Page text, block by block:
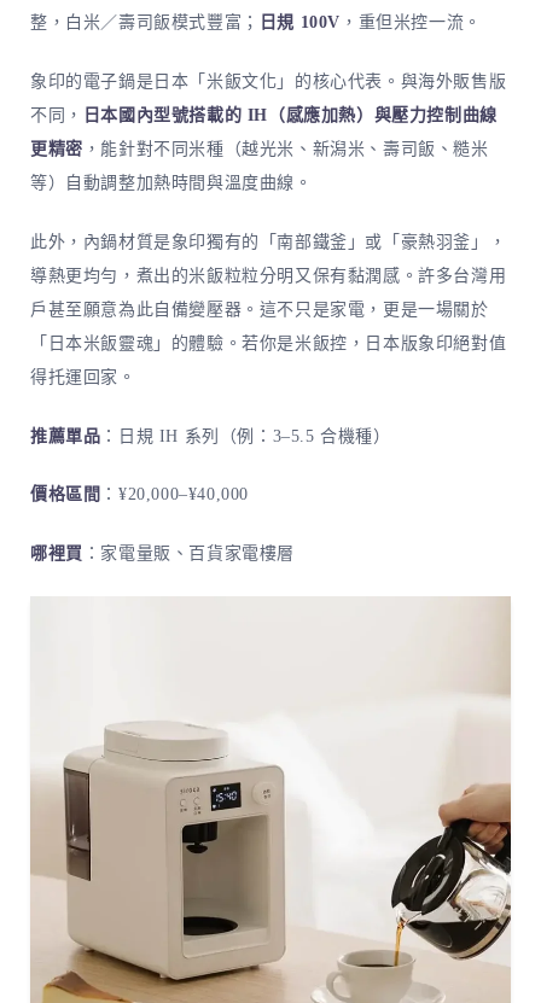
整，白米／壽司飯模式豐富；
日規 100V ，重但米控一流。
象印的電子鍋是日本「米飯文化」的核心代表。與海外販售版
不同，
日本國內型號搭載的 IH（感應加熱）與壓力控制曲線
更精密 ，能針對不同米種（越光米、新潟米、壽司飯、糙米
等）自動調整加熱時間與溫度曲線。
此外，內鍋材質是象印獨有的「南部鐵釜」或「豪熱羽釜」，
導熱更均勻，煮出的米飯粒粒分明又保有黏潤感。許多台灣用
戶甚至願意為此自備變壓器。這不只是家電，更是一場關於
「日本米飯靈魂」的體驗。若你是米飯控，日本版象印絕對值
得托運回家。
推薦單品 ：日規 IH 系列（例：3–5.5 合機種）
價格區間 ：¥20,000–¥40,000
哪裡買 ：家電量販、百貨家電樓層